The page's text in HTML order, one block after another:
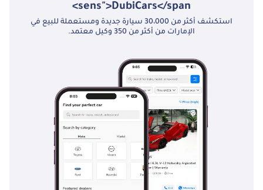
sens">DubiCars</span>
استكشف أكثر من 30،000 سيارة جديدة ومستعملة للبيع في
الإمارات من أكثر من 350 وكيل معتمد.